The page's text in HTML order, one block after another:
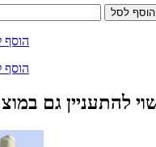
הוסף לסל
הוסף
הוסף
להתעניין גם